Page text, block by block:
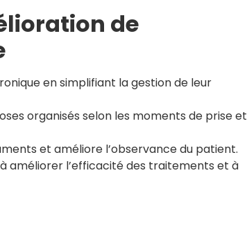
de
en simplifiant la gestion de leur
organisés selon les moments de prise et
et améliore l’observance du patient.
améliorer l’efficacité des traitements et à